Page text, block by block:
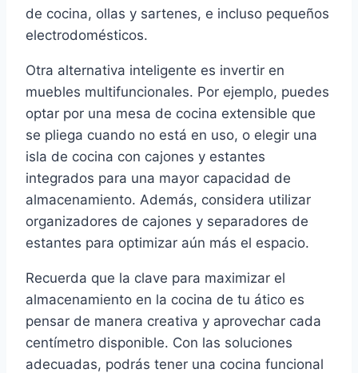
de cocina, ollas y sartenes, e incluso pequeños
electrodomésticos.
Otra alternativa inteligente es invertir en
muebles multifuncionales. Por ejemplo, puedes
optar por una mesa de cocina extensible que
se pliega cuando no está en uso, o elegir una
isla de cocina con cajones y estantes
integrados para una mayor capacidad de
almacenamiento. Además, considera utilizar
organizadores de cajones y separadores de
estantes para optimizar aún más el espacio.
Recuerda que la clave para maximizar el
almacenamiento en la cocina de tu ático es
pensar de manera creativa y aprovechar cada
centímetro disponible. Con las soluciones
adecuadas, podrás tener una cocina funcional